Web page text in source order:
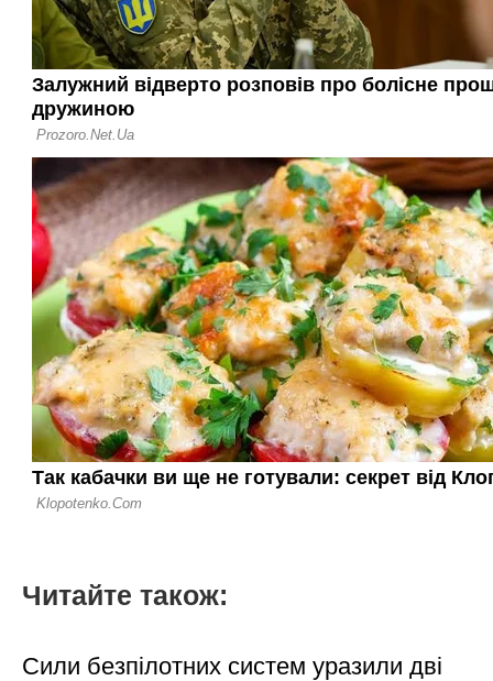
Читайте також:
Сили безпілотних систем уразили дві